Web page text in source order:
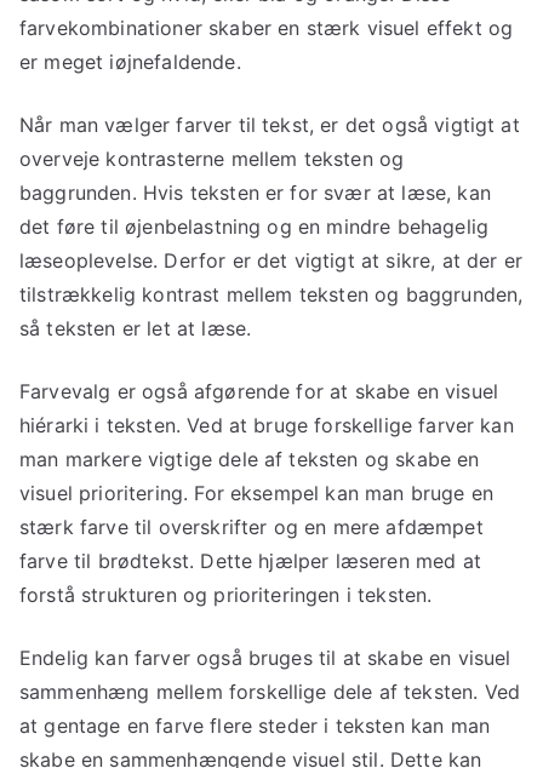
farvekombinationer skaber en stærk visuel effekt og
er meget iøjnefaldende.
Når man vælger farver til tekst, er det også vigtigt at
overveje kontrasterne mellem teksten og
baggrunden. Hvis teksten er for svær at læse, kan
det føre til øjenbelastning og en mindre behagelig
læseoplevelse. Derfor er det vigtigt at sikre, at der er
tilstrækkelig kontrast mellem teksten og baggrunden,
så teksten er let at læse.
Farvevalg er også afgørende for at skabe en visuel
hiérarki i teksten. Ved at bruge forskellige farver kan
man markere vigtige dele af teksten og skabe en
visuel prioritering. For eksempel kan man bruge en
stærk farve til overskrifter og en mere afdæmpet
farve til brødtekst. Dette hjælper læseren med at
forstå strukturen og prioriteringen i teksten.
Endelig kan farver også bruges til at skabe en visuel
sammenhæng mellem forskellige dele af teksten. Ved
at gentage en farve flere steder i teksten kan man
skabe en sammenhængende visuel stil. Dette kan